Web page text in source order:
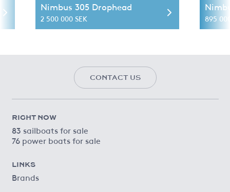
Nimbus 305 Drophead
2 500 000 SEK 895
CONTACT US
RIGHT NOW
83 sailboats for sale
76 power boats for sale
LINKS
Brands